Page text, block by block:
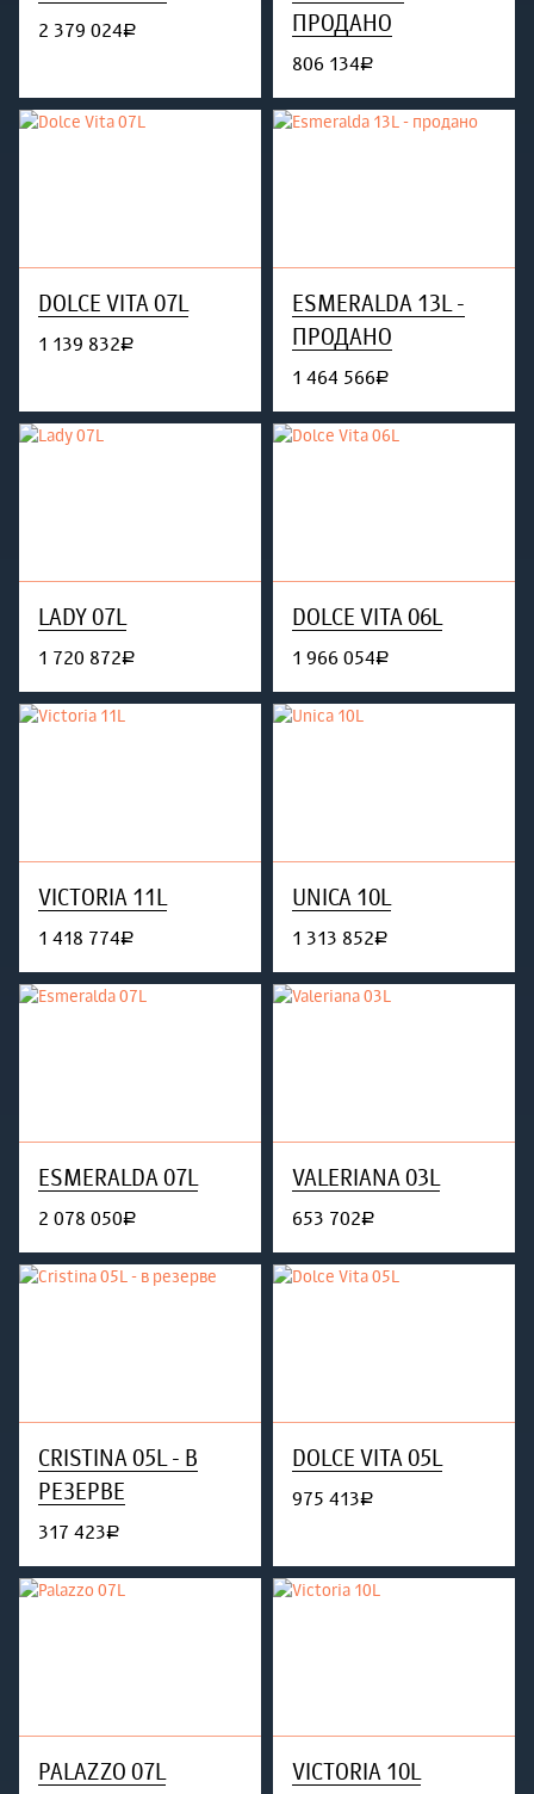
2 379 024руб.
ПРОДАНО
806 134руб.
DOLCE VITA 07L
1 139 832руб.
ESMERALDA 13L -
ПРОДАНО
1 464 566руб.
LADY 07L
1 720 872руб.
DOLCE VITA 06L
1 966 054руб.
VICTORIA 11L
1 418 774руб.
UNICA 10L
1 313 852руб.
ESMERALDA 07L
2 078 050руб.
VALERIANA 03L
653 702руб.
CRISTINA 05L - В
РЕЗЕРВЕ
317 423руб.
DOLCE VITA 05L
975 413руб.
PALAZZO 07L VICTORIA 10L